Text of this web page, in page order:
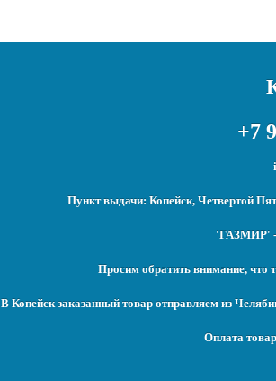
+7
Пункт выдачи: Копейск, Четвертой
'ГАЗМИР' -
Просим обратить внимание, что
В Копейск заказанный товар отправляем из
Оплата